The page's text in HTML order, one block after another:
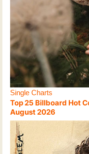
Single Charts
Top 25 Billboard Hot
August 2026